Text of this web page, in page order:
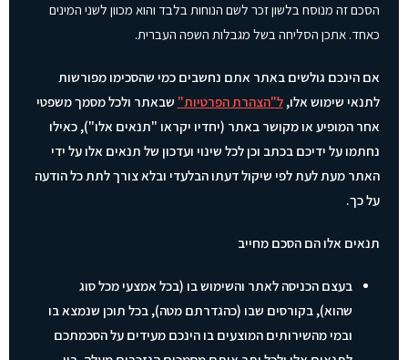
הסכם זה מנוסח בלשון זכר לשם הנוחות בלבד והוא מכוון לשני המינים
כאחד. אתכן הסליחה בשל מגבלות השפה העברית.
אם הינכם גולשים באתר אתם נחשבים כמי שהסכימו מפורשות
לתנאי שימוש אלו,ל"הצהרת הפרטיות" שבאתר ולכל מסמך משפטי
אחר המופיע או מקושר באתר (יחדיו יקראו "תנאים אלו"), כאילו
נחתמו על ידיכם בכתב וכן לכל שינוי ועדכון של תנאים אלו על ידי
האתר מעת לעת לפי שיקול דעתו הבלעדי ובלא צורך לתת כל הודעה
על כך.
תנאים אלו הם הסכם מחייב
בעצם הכניסה לאתר והשימוש בו (בכל אמצעי מכל סוג
שהוא), בקורסים שבו (כהגדרתם מטה), בכל תוכן שנמצא בו
ובמי מהשירותים המוצעים בו הינכם מעידים על הסכמתכם